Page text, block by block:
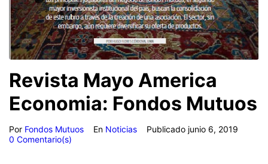
Revista Mayo America
Economia: Fondos Mutuos
Por Fondos Mutuos En Noticias Publicado junio 6, 2019
0 Comentario(s)